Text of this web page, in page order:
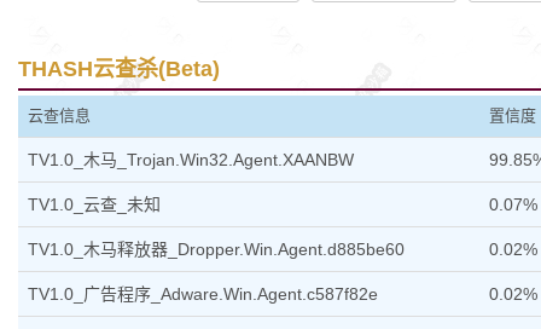
THASH云查杀(Beta)
云查信息 置信度
TV1.0_木马_Trojan.Win32.Agent.XAANBW
TV1.0_云查_未知 0.07%
TV1.0_木马释放器_Dropper.Win.Agent.d885be60 0.02%
TV1.0_广告程序_Adware.Win.Agent.c587f82e 0.02%